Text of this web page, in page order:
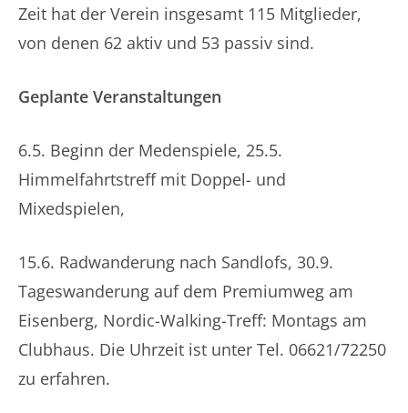
Zeit hat der Verein insgesamt 115 Mitglieder,
von denen 62 aktiv und 53 passiv sind.
Geplante Veranstaltungen
6.5. Beginn der Medenspiele, 25.5.
Himmelfahrtstreff mit Doppel- und
Mixedspielen,
15.6. Radwanderung nach Sandlofs, 30.9.
Tageswanderung auf dem Premiumweg am
Eisenberg, Nordic-Walking-Treff: Montags am
Clubhaus. Die Uhrzeit ist unter Tel. 06621/72250
zu erfahren.